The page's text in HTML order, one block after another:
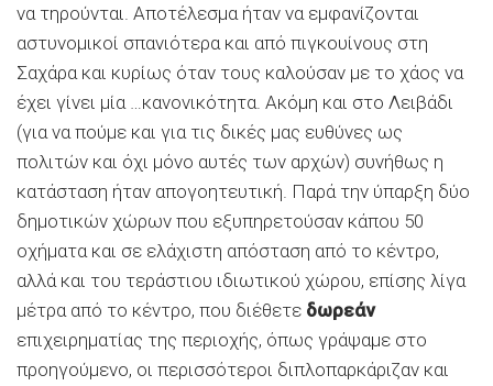
να τηρούνται. Αποτέλεσμα ήταν να εμφανίζονται
αστυνομικοί σπανιότερα και από πιγκουίνους στη
Σαχάρα και κυρίως όταν τους καλούσαν με το χάος να
έχει γίνει μία …κανονικότητα. Ακόμη και στο Λειβάδι
(για να πούμε και για τις δικές μας ευθύνες ως
πολιτών και όχι μόνο αυτές των αρχών) συνήθως η
κατάσταση ήταν απογοητευτική. Παρά την ύπαρξη δύο
δημοτικών χώρων που εξυπηρετούσαν κάπου 50
οχήματα και σε ελάχιστη απόσταση από το κέντρο,
αλλά και του τεράστιου ιδιωτικού χώρου, επίσης λίγα
μέτρα από το κέντρο, που διέθετε δωρεάν
επιχειρηματίας της περιοχής, όπως γράψαμε στο
προηγούμενο, οι περισσότεροι διπλοπαρκάριζαν και